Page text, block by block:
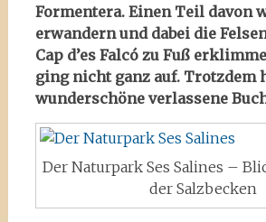
Formentera. Einen Teil davon
erwandern und dabei die
Cap d’es Falcó zu Fuß
ging nicht ganz auf. Trotzdem
wunderschöne verlassene
Der Naturpark Ses Salines –
der Salzbecken